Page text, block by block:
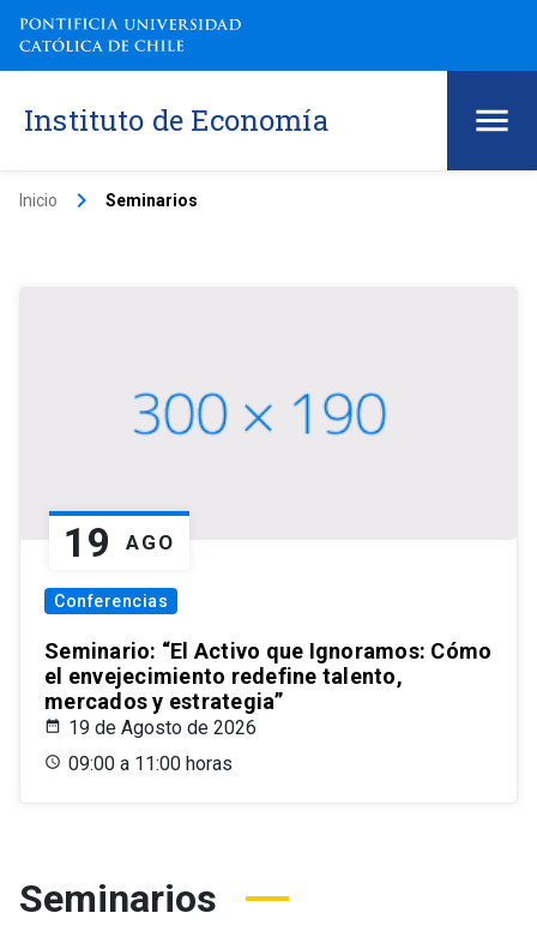
Instituto de Economía
Inicio keyboard_arrow_right Seminarios
19 AGO
Conferencias
Seminario: “El Activo que Ignoramos: Cómo
el envejecimiento redefine talento,
mercados y estrategia”
19 de Agosto de 2026
09:00 a 11:00 horas
Seminarios